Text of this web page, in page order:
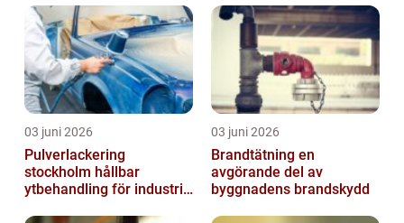
03 juni 2026
Pulverlackering
stockholm hållbar
ytbehandling för industri
03 juni 2026
Brandtätning en
avgörande del av
byggnadens brandskydd